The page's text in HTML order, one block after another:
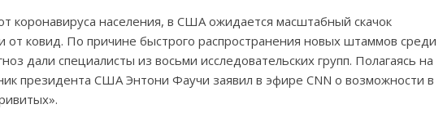
коронавируса населения, в США ожидается масштабный скачок
от ковид. По причине быстрого распространения новых штаммов среди
дали специалисты из восьми исследовательских групп. Полагаясь на
президента США Энтони Фаучи заявил в эфире CNN о возможности в